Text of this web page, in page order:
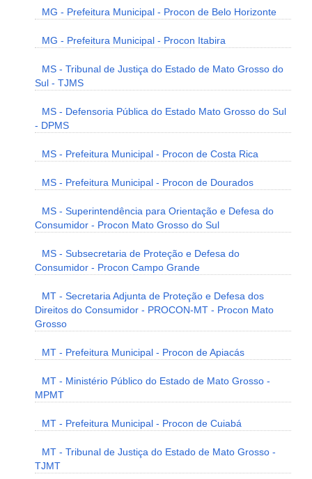
MG - Prefeitura Municipal - Procon de Belo Horizonte
MG - Prefeitura Municipal - Procon Itabira
MS - Tribunal de Justiça do Estado de Mato Grosso do
Sul - TJMS
MS - Defensoria Pública do Estado Mato Grosso do Sul
- DPMS
MS - Prefeitura Municipal - Procon de Costa Rica
MS - Prefeitura Municipal - Procon de Dourados
MS - Superintendência para Orientação e Defesa do
Consumidor - Procon Mato Grosso do Sul
MS - Subsecretaria de Proteção e Defesa do
Consumidor - Procon Campo Grande
MT - Secretaria Adjunta de Proteção e Defesa dos
Direitos do Consumidor - PROCON-MT - Procon Mato
Grosso
MT - Prefeitura Municipal - Procon de Apiacás
MT - Ministério Público do Estado de Mato Grosso -
MPMT
MT - Prefeitura Municipal - Procon de Cuiabá
MT - Tribunal de Justiça do Estado de Mato Grosso -
TJMT